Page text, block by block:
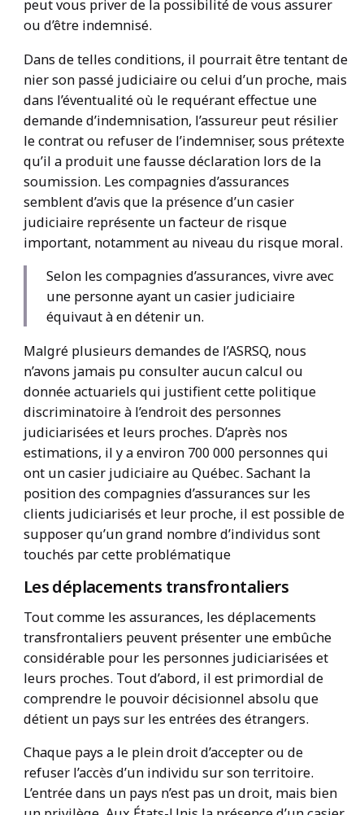
peut vous priver de la possibilité de vous assurer
ou d’être indemnisé.
Dans de telles conditions, il pourrait être tentant de
nier son passé judiciaire ou celui d’un proche, mais
dans l’éventualité où le requérant effectue une
demande d’indemnisation, l’assureur peut résilier
le contrat ou refuser de l’indemniser, sous prétexte
qu’il a produit une fausse déclaration lors de la
soumission. Les compagnies d’assurances
semblent d’avis que la présence d’un casier
judiciaire représente un facteur de risque
important, notamment au niveau du risque moral.
Selon les compagnies d’assurances, vivre avec
une personne ayant un casier judiciaire
équivaut à en détenir un.
Malgré plusieurs demandes de l’ASRSQ, nous
n’avons jamais pu consulter aucun calcul ou
donnée actuariels qui justifient cette politique
discriminatoire à l’endroit des personnes
judiciarisées et leurs proches. D’après nos
estimations, il y a environ 700 000 personnes qui
ont un casier judiciaire au Québec. Sachant la
position des compagnies d’assurances sur les
clients judiciarisés et leur proche, il est possible de
supposer qu’un grand nombre d’individus sont
touchés par cette problématique
Les déplacements transfrontaliers
Tout comme les assurances, les déplacements
transfrontaliers peuvent présenter une embûche
considérable pour les personnes judiciarisées et
leurs proches. Tout d’abord, il est primordial de
comprendre le pouvoir décisionnel absolu que
détient un pays sur les entrées des étrangers.
Chaque pays a le plein droit d’accepter ou de
refuser l’accès d’un individu sur son territoire.
L’entrée dans un pays n’est pas un droit, mais bien